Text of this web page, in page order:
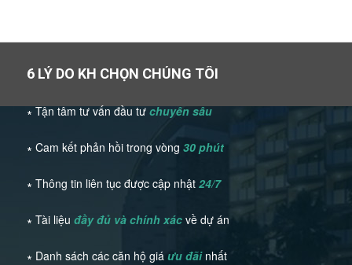
6 LÝ DO KH CHỌN CHÚNG TÔI
∗ Tận tâm tư vấn đầu tưchuyên sâu
∗ Cam kết phản hồi trong vòng 30 phút
∗ Thông tin liên tục được cập nhật 24/7
∗ Tài liệu đầy đủ và chính xácvề dự án
∗ Danh sách các căn hộ giá ưu đãinhất